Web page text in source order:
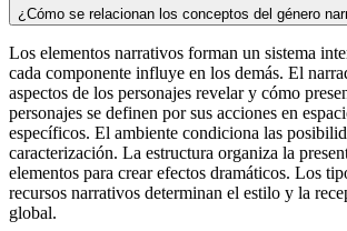
¿Cómo se relacionan los conceptos del género
Los elementos narrativos forman un sistema
cada componente influye en los demás. El
aspectos de los personajes revelar y cómo
personajes se definen por sus acciones en
específicos. El ambiente condiciona las
caracterización. La estructura organiza la
elementos para crear efectos dramáticos. Los
recursos narrativos determinan el estilo y la
global.